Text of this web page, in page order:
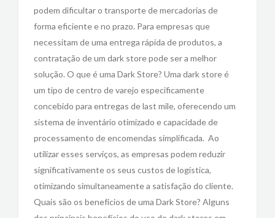
podem dificultar o transporte de mercadorias de
forma eficiente e no prazo. Para empresas que
necessitam de uma entrega rápida de produtos, a
contratação de um dark store pode ser a melhor
solução. O que é uma Dark Store? Uma dark store é
um tipo de centro de varejo especificamente
concebido para entregas de last mile, oferecendo um
sistema de inventário otimizado e capacidade de
processamento de encomendas simplificada. Ao
utilizar esses serviços, as empresas podem reduzir
significativamente os seus custos de logística,
otimizando simultaneamente a satisfação do cliente.
Quais são os benefícios de uma Dark Store? Alguns